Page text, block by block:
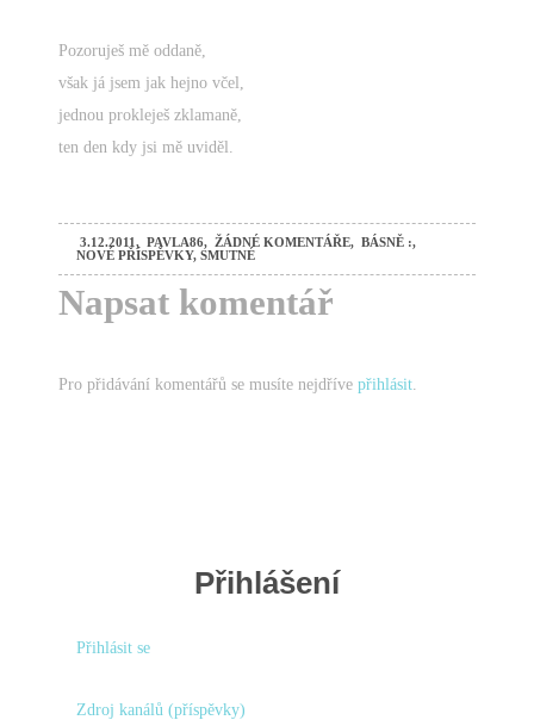
Pozoruješ mě oddaně,
však já jsem jak hejno včel,
jednou prokleješ zklamaně,
ten den kdy jsi mě uviděl.
3.12.2011, PAVLA86, ŽÁDNÉ KOMENTÁŘE, BÁSNĚ :,
NOVÉ PŘÍSPĚVKY,SMUTNÉ
Napsat komentář
Pro přidávání komentářů se musíte nejdřívepřihlásit
Přihlášení
Přihlásit se
Zdroj kanálů (příspěvky)